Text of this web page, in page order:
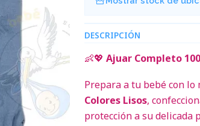
DESCRIPCIÓN
👶💖 Ajuar Completo
Prepara a tu bebé con
Colores Lisos,
protección a su delicada